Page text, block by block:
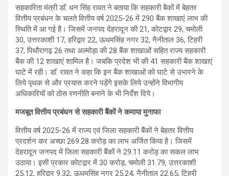
सहकारिता मंत्री डाॅ. धन सिंह रावत ने बताया कि सहकारी बैकों में बेहतर
वित्तीय प्रबंधन के चलते वित्तीय वर्ष 2025-26 में 290 बैंक शाखाएं लाभ की
स्थिति में आ गई है। जिसमें जनपद देहरादून की 21, कोटद्वार 29, चमोली
30, उत्तरकाशी 17, हरिद्वार 22, ऊधमसिंह नगर 32, नैनीताल 36, टिहरी
37, पिथौरागढ़ 26 तथा अल्मोड़ा की 28 बैंक शाखाओं सहित राज्य सहकारी
बैंक की 12 शाखाएं शामिल है। जबकि प्रदेश भी की 41 सहकारी बैंक शाखाएं
घाटे में रही। डाॅ. रावत ने कहा कि इन बैंक शाखाओं को घाटे से उभारने के
लिये पृथक से और प्रयास करने पड़ेंगे इसके लिये उन्होंने विभागीय
अधिकारियों को ठोस रणनीति बनाने के भी निर्देश दिये।
मजबूत वित्तीय प्रबंधन से सहकारी बैंकों ने कमाया मुनाफा
वित्तीय वर्ष 2025-26 में राज्य एवं जिला सहकारी बैंकों ने बेहतर वित्तीय
प्रदर्शन कर अच्छा 269.28 करोड़ का लाभ अर्जित किया है। जिसमें
देहरादून जनपद में जिला सहकारी बैंकों ने 29.11 करोड़ का सकल लाभ
उठाया। इसी प्रकार कोटद्वार में 30 करोड़, चमोली 31.79, उत्तरकाशी
25.12, हरिद्वार 9.32, ऊधमसिंह नगर 25.24, नैनीताल 22.65, टिहरी